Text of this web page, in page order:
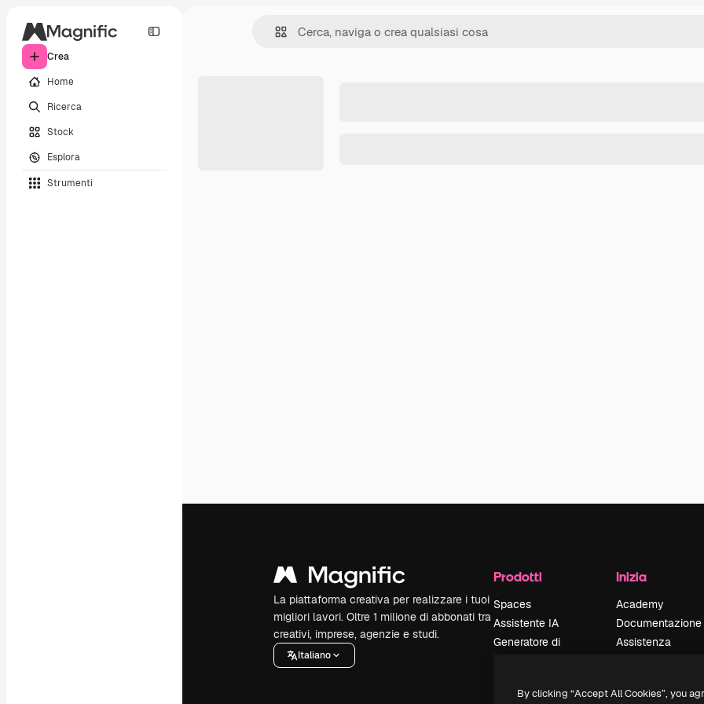
Crea
Home
Ricerca
Stock
Esplora
Strumenti
La piattaforma creativa per realizzare i tuoi
migliori lavori. Oltre 1 milione di abbonati tra
creativi, imprese, agenzie e studi.
Italiano
Prodotti
Spaces
Assistente IA
Generatore di
Inizia
Academy
Documentazione
Assistenza
Politica sulla
By clicking “Accept All Cookies”, you